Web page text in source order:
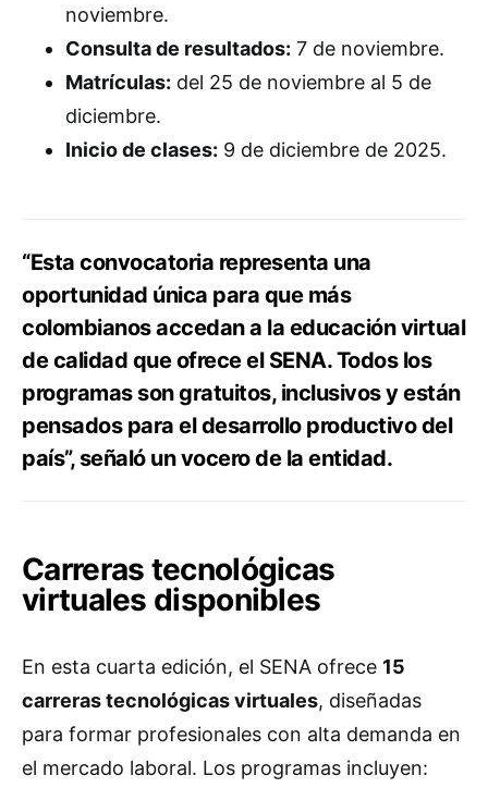
noviembre.
Consulta de resultados: 7 de noviembre.
Matrículas: del 25 de noviembre al 5 de
diciembre.
Inicio de clases: 9 de diciembre de 2025.
“Esta convocatoria representa una
oportunidad única para que más
colombianos accedan a la educación virtual
de calidad que ofrece el SENA. Todos los
programas son gratuitos, inclusivos y están
pensados para el desarrollo productivo del
país”, señaló un vocero de la entidad.
Carreras tecnológicas
virtuales disponibles
En esta cuarta edición, el SENA ofrece 15
carreras tecnológicas virtuales, diseñadas
para formar profesionales con alta demanda en
el mercado laboral. Los programas incluyen: